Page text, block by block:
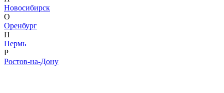
Новосибирск
О
Оренбург
П
Пермь
Р
Ростов-на-Дону